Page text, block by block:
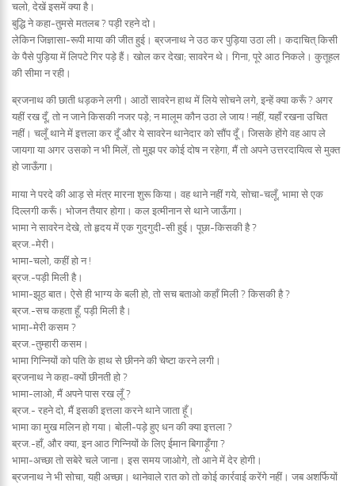
चलो, देखें इसमें क्या है।
बुद्धि ने कहा-तुमसे मतलब ? पड़ी रहने दो।
लेकिन जिज्ञासा-रूपी माया की जीत हुई। ब्रजनाथ ने उठ कर पुड़िया उठा ली। कदाचित् किसी
के पैसे पुड़िया में लिपटे गिर पड़े हैं। खोल कर देखा; सावरेन थे। गिना, पूरे आठ निकले। कुतूहल
की सीमा न रही।
ब्रजनाथ की छाती धड़कने लगी। आठों सावरेन हाथ में लिये सोचने लगे, इन्हें क्या करूँ ? अगर
यहीं रख दूँ, तो न जाने किसकी नजर पड़े; न मालूम कौन उठा ले जाय ! नहीं, यहाँ रखना उचित
नहीं। चलूँ थाने में इत्तला कर दूँ और ये सावरेन थानेदार को सौंप दूँ। जिसके होंगे वह आप ले
जायगा या अगर उसको न भी मिलें, तो मुझ पर कोई दोष न रहेगा, मैं तो अपने उत्तरदायित्व से मुक्त
हो जाऊँगा।
माया ने परदे की आड़ से मंत्र मारना शुरू किया। वह थाने नहीं गये, सोचा-चलूँ, भामा से एक
दिल्लगी करूँ। भोजन तैयार होगा। कल इत्मीनान से थाने जाऊँगा।
भामा ने सावरेन देखे, तो हृदय में एक गुदगुदी-सी हुई। पूछा-किसकी है ?
ब्रज.-मेरी।
भामा-चलो, कहीं हो न !
ब्रज.-पड़ी मिली है।
भामा-झूठ बात। ऐसे ही भाग्य के बली हो, तो सच बताओ कहाँ मिली ? किसकी है ?
ब्रज.-सच कहता हूँ, पड़ी मिली है।
भामा-मेरी कसम ?
ब्रज.-तुम्हारी कसम।
भामा गिन्नियों को पति के हाथ से छीनने की चेष्टा करने लगी।
ब्रजनाथ ने कहा-क्यों छीनती हो ?
भामा-लाओ, मैं अपने पास रख लूँ ?
ब्रज.- रहने दो, मैं इसकी इत्तला करने थाने जाता हूँ।
भामा का मुख मलिन हो गया। बोली-पड़े हुए धन की क्या इत्तला ?
ब्रज.-हाँ, और क्या, इन आठ गिन्नियों के लिए ईमान बिगाड़ूँगा ?
भामा-अच्छा तो सबेरे चले जाना। इस समय जाओगे, तो आने में देर होगी।
ब्रजनाथ ने भी सोचा, यही अच्छा। थानेवाले रात को तो कोई कार्रवाई करेंगे नहीं। जब अशर्फियों